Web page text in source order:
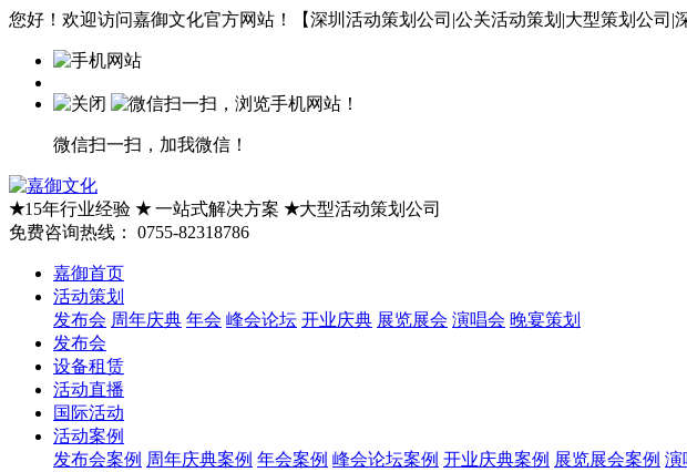
您好！欢迎访问嘉御文化官方网站！【深圳活动策划公司|公关活动策划|大型策划公司|
微信扫一扫，加我微信！
★15年行业经验 ★一站式解决方案 ★大型活动策划公司
免费咨询热线：
0755-82318786
嘉御首页
活动策划
发布会 周年庆典 年会 峰会论坛 开业庆典 展览展会 演唱会 晚宴策划
发布会
设备租赁
活动直播
国际活动
活动案例
发布会案例 周年庆典案例 年会案例 峰会论坛案例 开业庆典案例 展览展会案例 演